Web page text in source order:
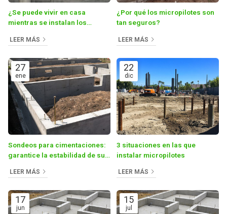
¿Se puede vivir en casa
mientras se instalan los
LEER MÁS
¿Por qué los micropilotes son
tan seguros?
LEER MÁS
27
ene
Sondeos para cimentaciones:
garantice la estabilidad de su
LEER MÁS
22
dic
3 situaciones en las que
instalar micropilotes
LEER MÁS
17
jun
15
jul